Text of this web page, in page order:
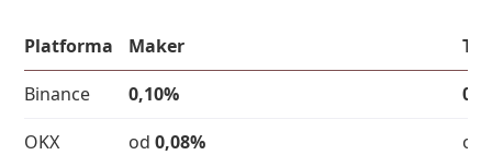
Platforma Maker
Binance
0,10%
OKX
od0,08% od